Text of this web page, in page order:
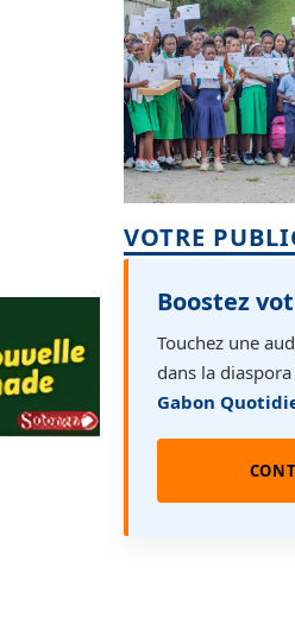
VOTRE
Boostez
Touchez une
dans la
Gabon